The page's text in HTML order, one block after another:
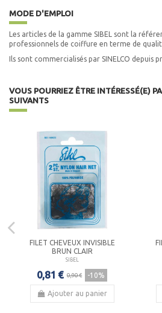
MODE D'EMPLOI
Les articles de la gamme SIBEL sont la
professionnels de coiffure en terme de
Ils sont commercialisés par SINELCO depuis
VOUS POURRIEZ ÊTRE INTÉRESSÉ(E)
SUIVANTS
FILET CHEVEUX INVISIBLE
BRUN CLAIR
SIBEL
0,81 € 0,90 € -10%
Ajouter au panier